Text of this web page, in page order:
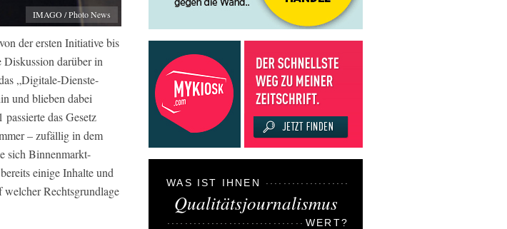
IMAGO / Photo News
der ersten Initiative bis
darüber in
„Digitale-Dienste-
und blieben dabei
das Gesetz
– zufällig in dem
sich Binnenmarkt-
einige Inhalte und
Rechtsgrundlage
WAS IST IHNEN
Qualitätsjournalismus
WERT?